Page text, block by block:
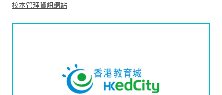
校本管理資訊網站